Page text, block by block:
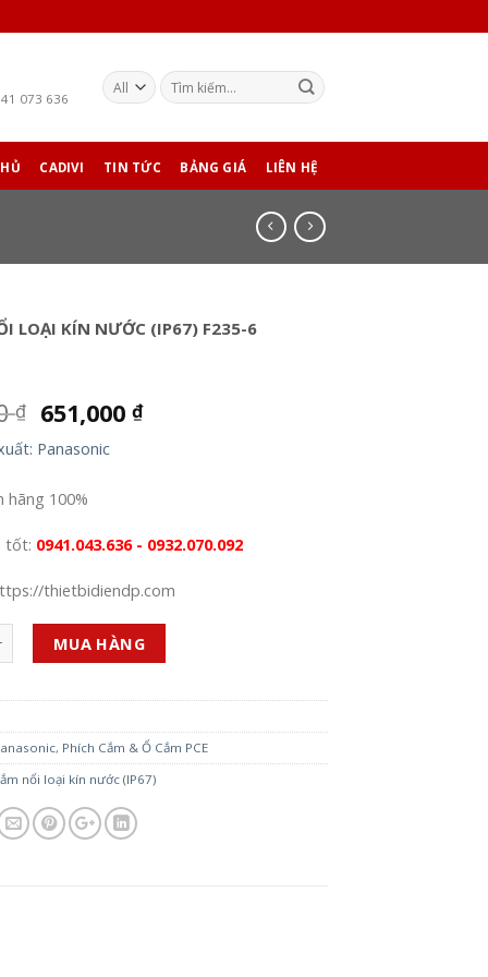
073 636
CADIVI TIN TỨC BẢNG GIÁ LIÊN HỆ
LOẠI KÍN NƯỚC (IP67) F235-6
₫ 651,000 ₫
Panasonic
hãng 100%
tốt: 0941.043.636 - 0932.070.092
thietbidiendp.com
MUA HÀNG
, Phích Cắm & Ổ Cắm PCE
nổi loại kín nước (IP67)